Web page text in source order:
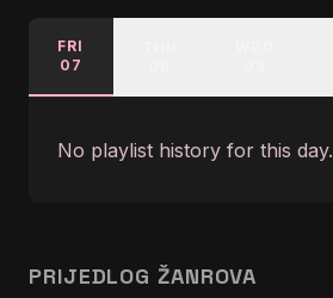
FRI
07
No playlist history for this day.
PRIJEDLOG ŽANROVA